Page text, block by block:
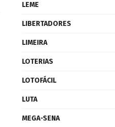
LEME
LIBERTADORES
LIMEIRA
LOTERIAS
LOTOFÁCIL
LUTA
MEGA-SENA